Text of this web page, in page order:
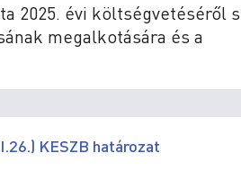
2025. évi költségvetéséről
megalkotására és a
KESZB határozat